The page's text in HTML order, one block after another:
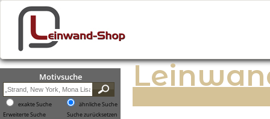
Motivsuche
exakte Suche
ähnliche Suche
Erweiterte Suche
Suche zurücksetzen